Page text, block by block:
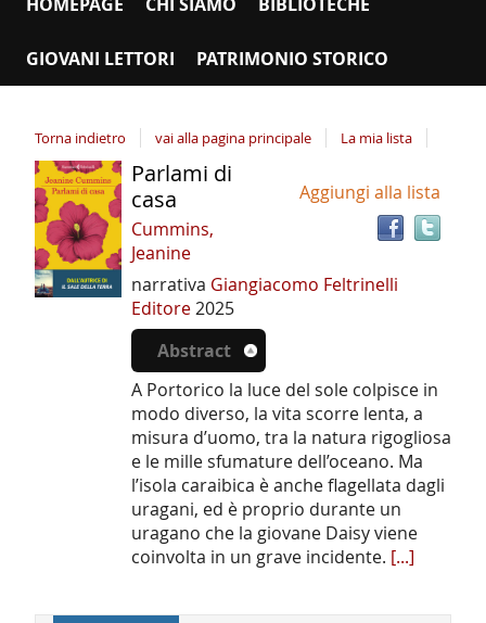
GIOVANI LETTORI PATRIMONIO STORICO
Torna indietro vai alla pagina principale La mia lista
Dettaglio
del
documento
Aggiungi alla lista
Parlami di
casa
Cummins,
Jeanine
narrativa Giangiacomo Feltrinelli
Editore2025
Abstract
A Portorico la luce del sole colpisce in
modo diverso, la vita scorre lenta, a
misura d’uomo, tra la natura rigogliosa
e le mille sfumature dell’oceano. Ma
l’isola caraibica è anche flagellata dagli
uragani, ed è proprio durante un
uragano che la giovane Daisy viene
coinvolta in un grave incidente. [...]